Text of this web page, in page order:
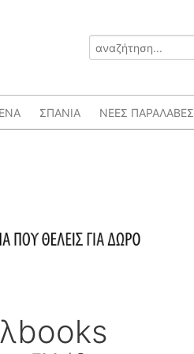
ΣΠΑΝΙΑ ΝΕΕΣ ΠΑΡΑΛΑΒΕΣ